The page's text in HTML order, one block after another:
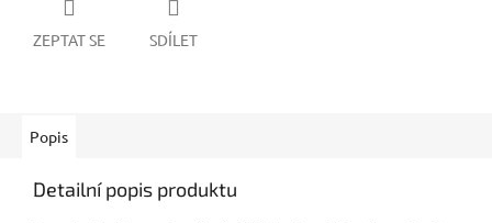
ZEPTAT SE SDÍLET
Popis
Detailní popis produktu